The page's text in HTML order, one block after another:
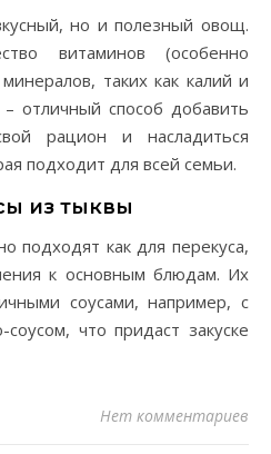
но и полезный овощ.
витаминов (особенно
таких как калий и
отличный способ добавить
рацион и насладиться
подходит для всей семьи.
из тыквы
подходят как для перекуса,
к основным блюдам. Их
соусами, например, с
что придаст закуске
Нет комментариев